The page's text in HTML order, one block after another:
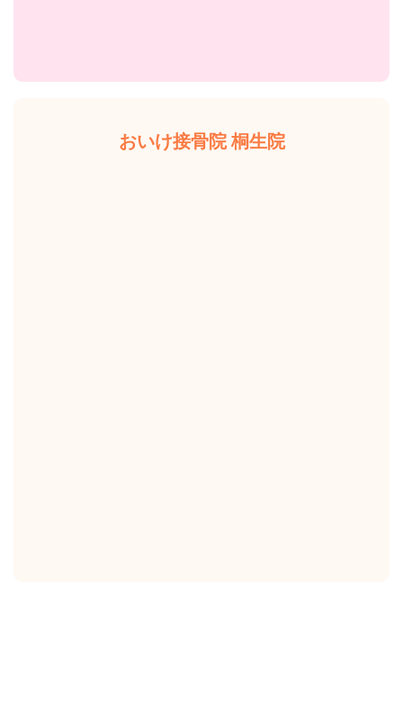
おいけ接骨院 桐生院